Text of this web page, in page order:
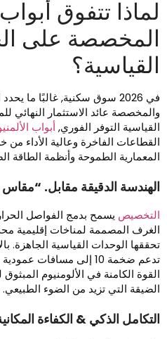
تتفوق أبواب
على
في 2026 سوق سكنية, غالبًا ما يحدد
عائد الاستثمار النهائي
التوفر الفوري,أبواب
الفاخرة وعالية الأداء من
الطموحة وأنظمة الطاقة
الدقيقة مقابل. “مقاس
يسمح بدمج الفواصل
الوحدات القياسية الجاهزة.
الكامنة في الألومنيوم
التي تزيد من الضوء الطبيعي.
الذكي & الكفاءة المكانية